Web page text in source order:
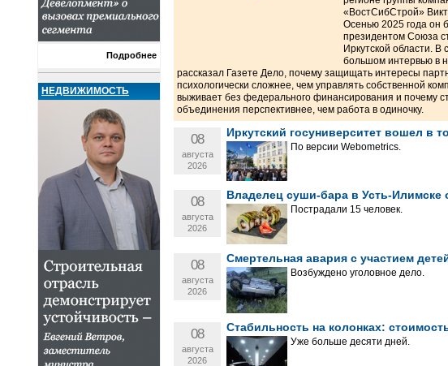
Подробнее
НЕДВИЖИМОСТЬ
«ВостСибСтрой»
Осенью 2025 года он
президентом Союза
Иркутской области. В
большом интервью в
рассказал Газете Дело, почему защищать интересы
психологически сложнее, чем управлять собственной
выживает без федерального финансирования и почему
объединения перспективнее, чем работа в одиночку.
08
августа
2026
Иркутский госуниверситет вошел в
По версии Webometrics.
08
августа
2026
Владелец суши-бара в Усть-Илимске
Пострадали 15 человек.
08
августа
2026
Смертельная авария с участием
Возбуждено уголовное дело.
08
августа
2026
Стабильность на колонках:
Уже больше десяти дней.